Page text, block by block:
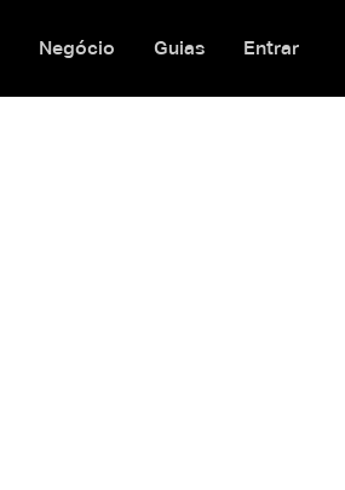
Negócio Guias Entrar